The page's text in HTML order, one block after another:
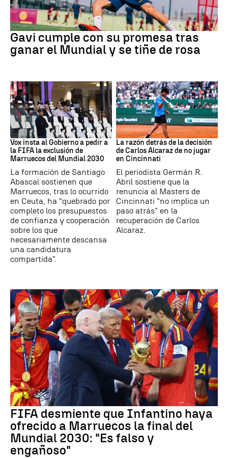
Fútbol
Gavi cumple con su promesa tras
ganar el Mundial y se tiñe de rosa
Mundial 2030
Vox insta al Gobierno a pedir a
la FIFA la exclusión de
Marruecos del Mundial 2030
La formación de Santiago
Abascal sostienen que
Marruecos, tras lo ocurrido
en Ceuta, ha "quebrado por
completo los presupuestos
de confianza y cooperación
sobre los que
necesariamente descansa
una candidatura
compartida".
Tenis
La razón detrás de la decisión
de Carlos Alcaraz de no jugar
en Cincinnati
El periodista Germán R.
Abril sostiene que la
renuncia al Masters de
Cincinnati "no implica un
paso atrás" en la
recuperación de Carlos
Alcaraz.
FIFA desmiente que Infantino haya
ofrecido a Marruecos la final del
Mundial 2030: "Es falso y
engañoso"